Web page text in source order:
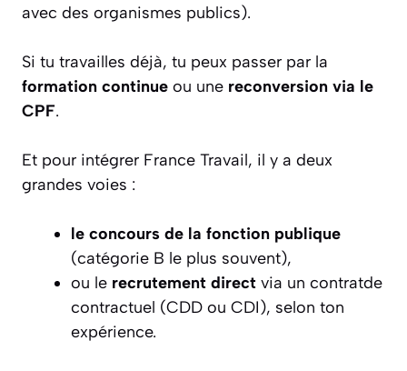
avec des organismes publics).
Si tu travailles déjà, tu peux passer par la
formation continue ou une reconversion via le
CPF.
Et pour intégrer France Travail, il y a deux
grandes voies :
le concours de la fonction publique
(catégorie B le plus souvent),
ou le recrutement direct via un contratde
contractuel (CDD ou CDI), selon ton
expérience.